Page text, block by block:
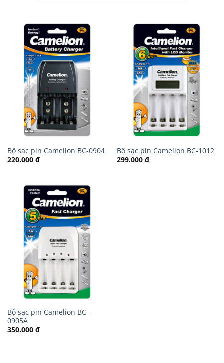
Bộ sạc pin Camelion BC-0904
220.000 ₫
Bộ sạc pin Camelion BC-1012
299.000 ₫
Bộ sạc pin Camelion BC-
0905A
350.000 ₫